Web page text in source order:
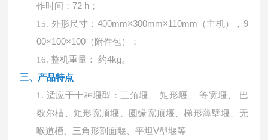
作时间：72 h；
15. 外形尺寸： 400mm×300mm×110mm（主机），9
00×100×100（附件包）；
16. 整机重量： 约4kg。
三、产品特点
1. 适应于十种堰型：三角堰、
矩形堰、 等宽堰、 巴
歇尔槽、矩形宽顶堰、圆缘宽顶堰、梯形薄壁堰、无
喉道槽、三角形剖面堰、平坦V型堰等